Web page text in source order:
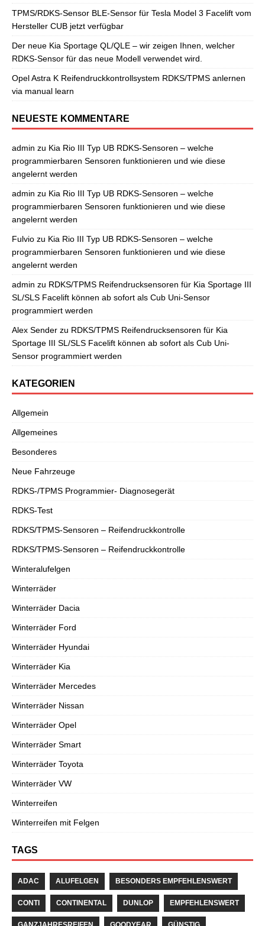
TPMS/RDKS-Sensor BLE-Sensor für Tesla Model 3 Facelift vom
Hersteller CUB jetzt verfügbar
Der neue Kia Sportage QL/QLE – wir zeigen Ihnen, welcher
RDKS-Sensor für das neue Modell verwendet wird.
Opel Astra K Reifendruckkontrollsystem RDKS/TPMS anlernen
via manual learn
NEUESTE KOMMENTARE
admin zu Kia Rio III Typ UB RDKS-Sensoren – welche
programmierbaren Sensoren funktionieren und wie diese
angelernt werden
admin zu Kia Rio III Typ UB RDKS-Sensoren – welche
programmierbaren Sensoren funktionieren und wie diese
angelernt werden
Fulvio zu Kia Rio III Typ UB RDKS-Sensoren – welche
programmierbaren Sensoren funktionieren und wie diese
angelernt werden
admin zu RDKS/TPMS Reifendrucksensoren für Kia Sportage III
SL/SLS Facelift können ab sofort als Cub Uni-Sensor
programmiert werden
Alex Sender zu RDKS/TPMS Reifendrucksensoren für Kia
Sportage III SL/SLS Facelift können ab sofort als Cub Uni-
Sensor programmiert werden
KATEGORIEN
Allgemein
Allgemeines
Besonderes
Neue Fahrzeuge
RDKS-/TPMS Programmier- Diagnosegerät
RDKS-Test
RDKS/TPMS-Sensoren – Reifendruckkontrolle
RDKS/TPMS-Sensoren – Reifendruckkontrolle
Winteralufelgen
Winterräder
Winterräder Dacia
Winterräder Ford
Winterräder Hyundai
Winterräder Kia
Winterräder Mercedes
Winterräder Nissan
Winterräder Opel
Winterräder Smart
Winterräder Toyota
Winterräder VW
Winterreifen
Winterreifen mit Felgen
TAGS
ADAC ALUFELGEN BESONDERS EMPFEHLENSWERT
CONTI CONTINENTAL DUNLOP EMPFEHLENSWERT